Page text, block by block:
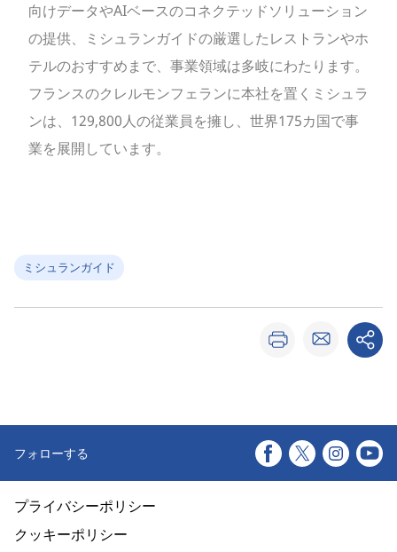
向けデータやAIベースのコネクテッドソリューション
の提供、ミシュランガイドの厳選したレストランやホ
テルのおすすめまで、事業領域は多岐にわたります。
フランスのクレルモンフェランに本社を置くミシュラ
ンは、129,800人の従業員を擁し、世界175カ国で事
業を展開しています。
ミシュランガイド
フォローする
プライバシーポリシー
クッキーポリシー